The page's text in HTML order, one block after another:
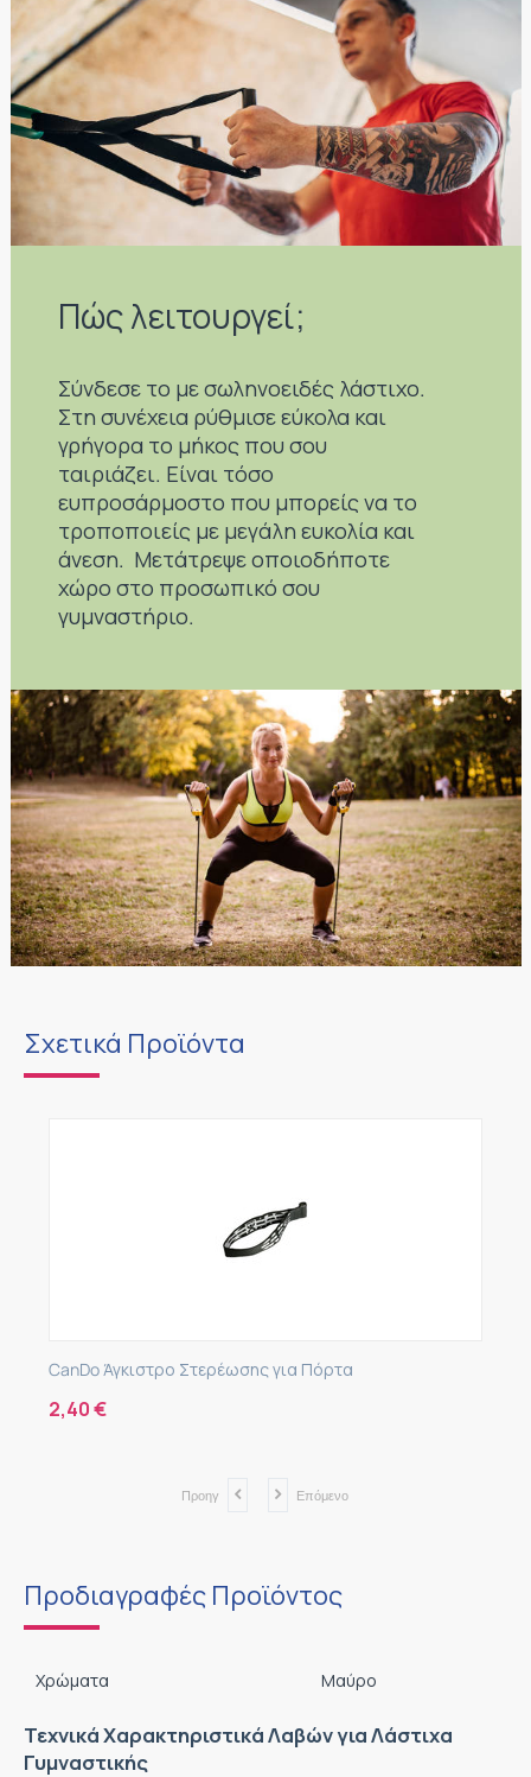
Πώς λειτουργεί;
Σύνδεσε το με σωληνοειδές λάστιχο.
Στη συνέχεια ρύθμισε εύκολα και
γρήγορα το μήκος που σου
ταιριάζει. Είναι τόσο
ευπροσάρμοστο που μπορείς να το
τροποποιείς με μεγάλη ευκολία και
άνεση. Μετάτρεψε οποιοδήποτε
χώρο στο προσωπικό σου
γυμναστήριο.
Σχετικά Προϊόντα
CanDo Άγκιστρο Στερέωσης για Πόρτα
2,40€
Προηγ Επόμενο
Προδιαγραφές Προϊόντος
Χρώματα Μαύρο
Τεχνικά Χαρακτηριστικά Λαβών για Λάστιχα
Γυμναστικής